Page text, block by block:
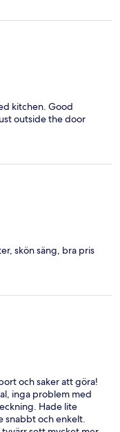
kitchen. Good
outside the door
skön säng, bra pris
och saker att göra!
inga problem med
Hade lite
snabbt och enkelt.